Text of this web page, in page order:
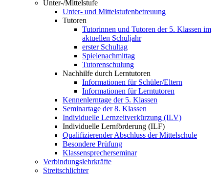
Unter-/Mittelstufe
Unter- und Mittelstufenbetreuung
Tutoren
Tutorinnen und Tutoren der 5. Klassen im
aktuellen Schuljahr
erster Schultag
Spielenachmittag
Tutorenschulung
Nachhilfe durch Lerntutoren
Informationen für Schüler/Eltern
Informationen für Lerntutoren
Kennenlerntage der 5. Klassen
Seminartage der 8. Klassen
Individuelle Lernzeitverkürzung (ILV)
Individuelle Lernförderung (ILF)
Qualifizierender Abschluss der Mittelschule
Besondere Prüfung
Klassensprecherseminar
Verbindungslehrkräfte
Streitschlichter